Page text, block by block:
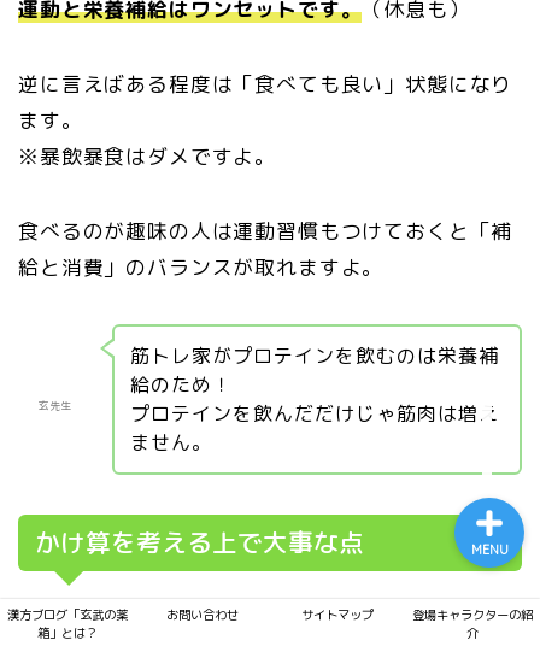
運動と栄養補給はワンセットです。 （休息も）
逆に言えばある程度は「食べても良い」状態になり
ます。
※暴飲暴食はダメですよ。
食べるのが趣味の人は運動習慣もつけておくと「補
給と消費」のバランスが取れますよ。
玄先生
筋トレ家がプロテインを飲むのは栄養補
給のため！
プロテインを飲んだだけじゃ筋肉は増え
ません。
かけ算を考える上で大事な点
漢方ブログ「玄武の薬
箱」とは？
お問い合わせ サイトマップ
登場キャラクターの紹
介
MENU
プライバシーポリシー
サイトマップ
漢方ブログ「玄武の薬箱」
とは？